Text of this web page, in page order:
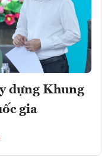
dựng Khung
gia